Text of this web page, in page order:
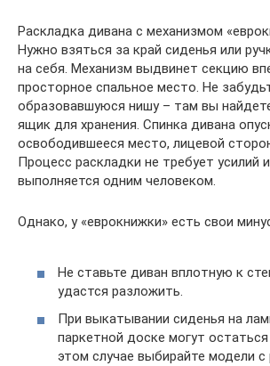
Раскладка дивана с механизмом
Нужно взяться за край сиденья или
на себя. Механизм выдвинет секцию
просторное спальное место. Не
образовавшуюся нишу – там вы
ящик для хранения. Спинка дивана
освободившееся место, лицевой
Процесс раскладки не требует усилий
выполняется одним человеком.
Однако, у «еврокнижки» есть свои
Не ставьте диван вплотную к
удастся разложить.
При выкатывании сиденья на
паркетной доске могут
этом случае выбирайте модели